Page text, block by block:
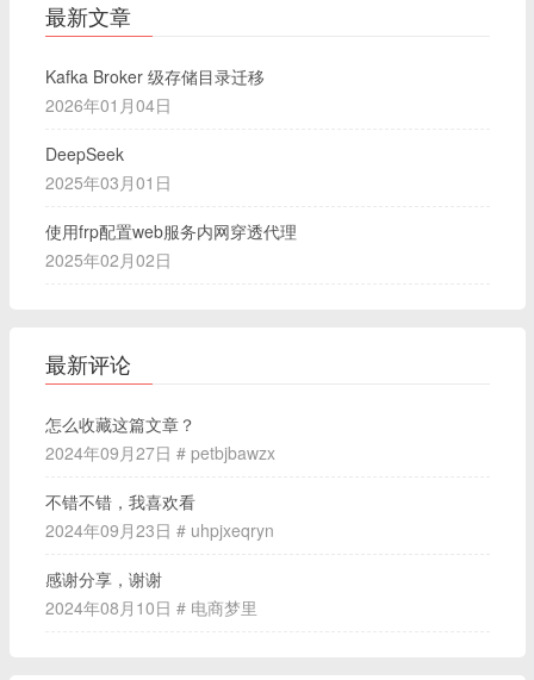
最新文章
Kafka Broker 级存储目录迁移
2026年01月04日
DeepSeek
2025年03月01日
使用frp配置web服务内网穿透代理
2025年02月02日
最新评论
怎么收藏这篇文章？
2024年09月27日 # petbjbawzx
不错不错，我喜欢看
2024年09月23日 # uhpjxeqryn
感谢分享，谢谢
2024年08月10日 # 电商梦里